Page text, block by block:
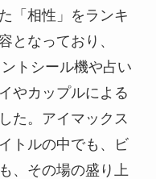
「相性」をランキ
となっており、
トシール機や占い
やカップルによる
た。アイマックス
トルの中でも、ビ
、その場の盛り上